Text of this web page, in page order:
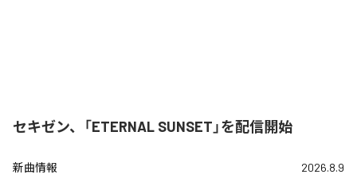
セキゼン、「ETERNAL SUNSET」を配信開始
新曲情報 2026.8.9